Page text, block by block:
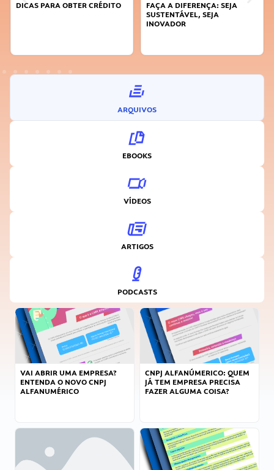
DICAS PARA OBTER CRÉDITO
FAÇA A DIFERENÇA: SEJA
SUSTENTÁVEL, SEJA
INOVADOR
ARQUIVOS
EBOOKS
VÍDEOS
ARTIGOS
PODCASTS
VAI ABRIR UMA EMPRESA?
ENTENDA O NOVO CNPJ
ALFANUMÉRICO
CNPJ ALFANÚMERICO: QUEM
JÁ TEM EMPRESA PRECISA
FAZER ALGUMA COISA?